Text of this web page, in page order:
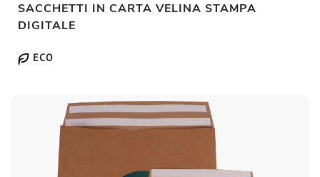
SACCHETTI IN CARTA VELINA STAMPA
DIGITALE
ECO